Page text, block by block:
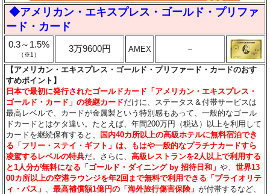
◆アメリカン・エキスプレス・ゴールド・プリファ
ード・カード
0.3～1.5%
（※1）
3万9600円 AMEX －
【アメリカン・エキスプレス・ゴールド・プリファード・カードのおす
すめポイント】
日本で最初に発行されたゴールドカード「アメリカン・エキスプレス・
ゴールド・カード」の後継カードだけに、ステータス＆付帯サービスは
最高レベルで、カードが金属製という特別感もあって、一般的なゴール
ドカードとはケタ違い。たとえば、年間200万円（税込）以上を利用して
カードを継続保有すると、
国内40カ所以上の高級ホテルに無料宿泊でき
る「フリー・ステイ・ギフト」は、もはや一般的なプラチナカードすら
凌駕するレベルの特典だ。さらに、高級レストランを2人以上で利用する
と1人分が無料になる「ゴールド・ダイニング by 招待日和」や、世界13
00カ所以上の空港ラウンジを年2回まで無料で利用できる「プライオリテ
ィ・パス」
、最高補償額1億円の「海外旅行傷害保険」が付帯するなど、